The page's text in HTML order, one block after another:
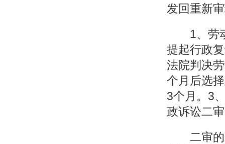
发回重新
1、劳动
提起行政
法院判决
个月后选
3个月。3
政诉讼二
二审的